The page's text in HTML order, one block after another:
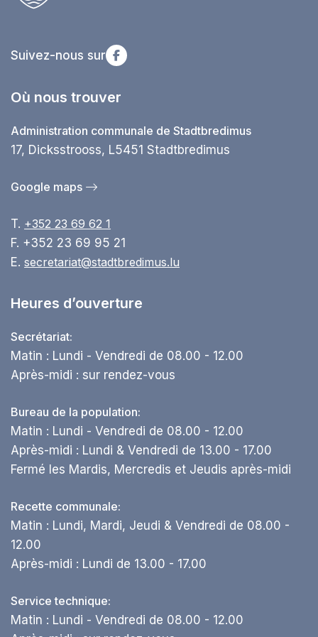
Suivez-nous sur
Où nous trouver
Administration communale de Stadtbredimus
17, Dicksstrooss, L5451 Stadtbredimus
Google maps
T. +352 23 69 62 1
F. +352 23 69 95 21
E. secretariat@stadtbredimus.lu
Heures d’ouverture
Secrétariat:
Matin : Lundi - Vendredi de 08.00 - 12.00
Après-midi : sur rendez-vous
Bureau de la population:
Matin : Lundi - Vendredi de 08.00 - 12.00
Après-midi : Lundi & Vendredi de 13.00 - 17.00
Fermé les Mardis, Mercredis et Jeudis après-midi
Recette communale:
Matin : Lundi, Mardi, Jeudi & Vendredi de 08.00 -
12.00
Après-midi : Lundi de 13.00 - 17.00
Service technique:
Matin : Lundi - Vendredi de 08.00 - 12.00